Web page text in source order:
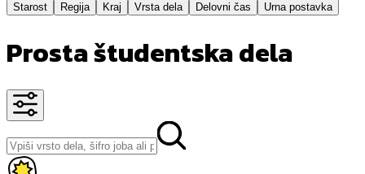
Starost Regija Kraj Vrsta dela Delovni čas Urna postavka
Prosta študentska dela